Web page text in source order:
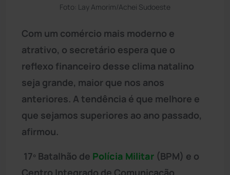
Foto: Lay Amorim/Achei Sudoeste
Com um comércio mais moderno e
atrativo, o secretário espera que o
reflexo financeiro desse clima natalino
seja grande, maior que nos anos
anteriores. A tendência é que melhore e
que sejamos superiores ao ano passado,
afirmou.
17º Batalhão de Polícia Militar (BPM) e o